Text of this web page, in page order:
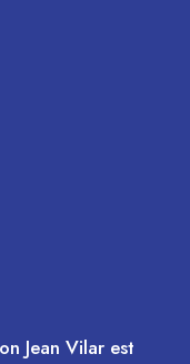
Jean Vilar est